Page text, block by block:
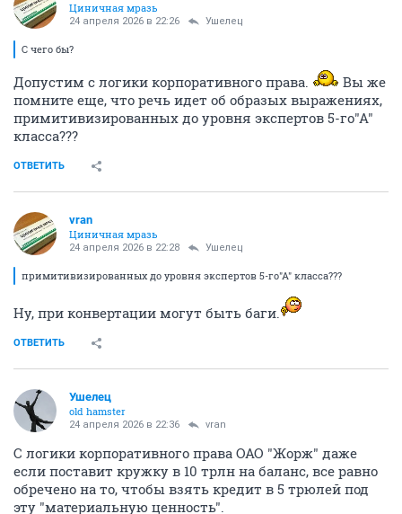
Циничная мразь
24 апреля 2026 в 22:26 Ушелец
С чего бы?
Допустим с логики корпоративного права.
Вы же
помните еще, что речь идет об образых выражениях,
примитивизированных до уровня экспертов 5-го"А"
класса???
ОТВЕТИТЬ
vran
Циничная мразь
24 апреля 2026 в 22:28 Ушелец
примитивизированных до уровня экспертов 5-го"А" класса???
Ну, при конвертации могут быть баги.
ОТВЕТИТЬ
Ушелец
old hamster
24 апреля 2026 в 22:36 vran
С логики корпоративного права ОАО "Жорж" даже
если поставит кружку в 10 трлн на баланс, все равно
обречено на то, чтобы взять кредит в 5 трюлей под
эту "материальную ценность".